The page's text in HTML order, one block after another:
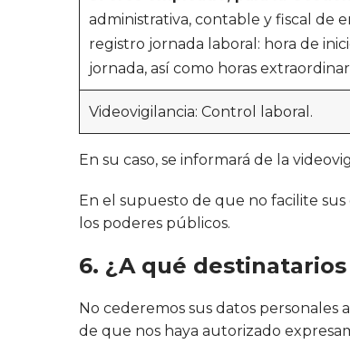
administrativa, contable y fiscal de
registro jornada laboral: hora de
jornada, así como horas
Videovigilancia: Control laboral.
En su caso, se informará de la
En el supuesto de que no facilite
los poderes públicos.
6. ¿A qué
No cederemos sus datos
de que nos haya autorizado